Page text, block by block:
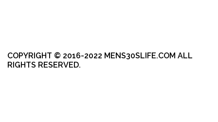
COPYRIGHT © 2016-2022 MENS30SLIFE.COM ALL
RIGHTS RESERVED.